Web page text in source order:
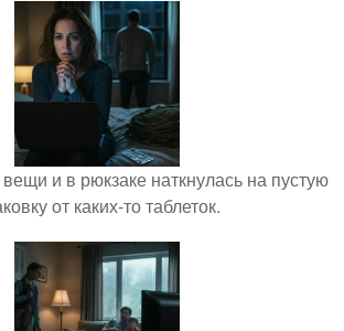
и в рюкзаке наткнулась на пустую
от каких-то таблеток.